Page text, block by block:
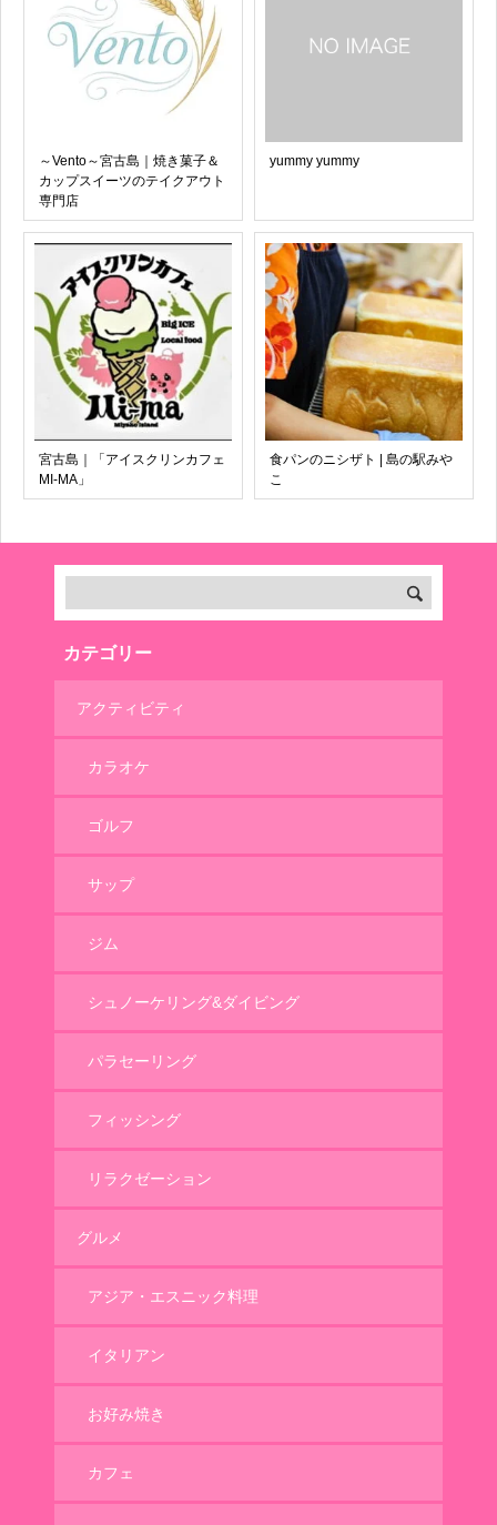
～Vento～宮古島｜焼き菓子＆
カップスイーツのテイクアウト
専門店
yummy yummy
宮古島｜「アイスクリンカフェ
MI-MA」
食パンのニシザト | 島の駅みや
こ
カテゴリー
アクティビティ
カラオケ
ゴルフ
サップ
ジム
シュノーケリング&ダイビング
パラセーリング
フィッシング
リラクゼーション
グルメ
アジア・エスニック料理
イタリアン
お好み焼き
カフェ